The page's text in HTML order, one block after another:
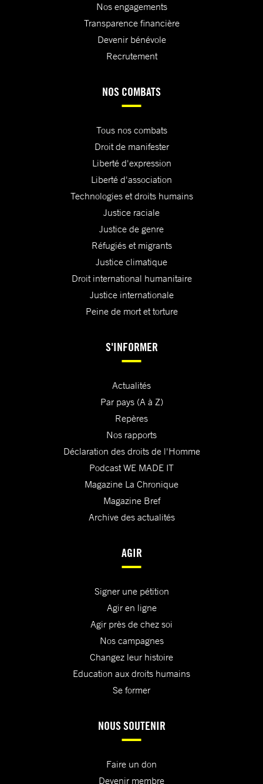
Nos engagements
Transparence financière
Devenir bénévole
Recrutement
NOS COMBATS
Tous nos combats
Droit de manifester
Liberté d'expression
Liberté d'association
Technologies et droits humains
Justice raciale
Justice de genre
Réfugiés et migrants
Justice climatique
Droit international humanitaire
Justice internationale
Peine de mort et torture
S'INFORMER
Actualités
Par pays (A à Z)
Repères
Nos rapports
Déclaration des droits de l'Homme
Podcast WE MADE IT
Magazine La Chronique
Magazine Bref
Archive des actualités
AGIR
Signer une pétition
Agir en ligne
Agir près de chez soi
Nos campagnes
Changez leur histoire
Education aux droits humains
Se former
NOUS SOUTENIR
Faire un don
Devenir membre